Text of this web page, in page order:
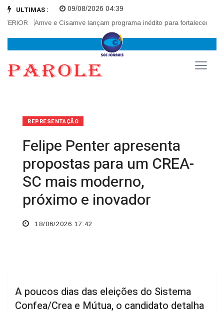
ULTIMAS :
Amve e Cisamve lançam programa inédito para fortalecer
09/08/2026 04:39
REPRESENTAÇÃO
Felipe Penter apresenta
propostas para um CREA-
SC mais moderno,
próximo e inovador
18/06/2026 17:42
A poucos dias das eleições do Sistema
Confea/Crea e Mútua, o candidato detalha